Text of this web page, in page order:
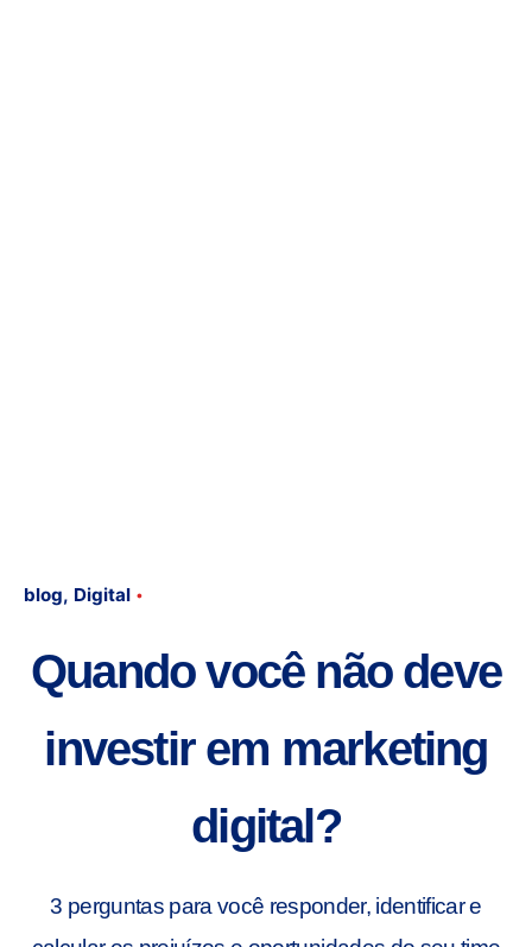
blog Digital
Quando você não deve
investir em marketing
digital?
3 perguntas para você responder, identificar e